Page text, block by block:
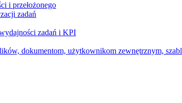
i przełożonego
zadań
zadań i KPI
dokumentom, użytkownikom zewnętrznym,